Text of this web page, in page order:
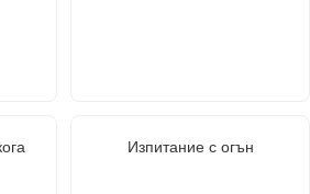
Изпитание с огън